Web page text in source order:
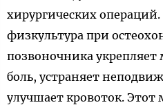
хирургических
физкультура при
позвоночника укрепляет
боль, устраняет
улучшает кровоток. Этот